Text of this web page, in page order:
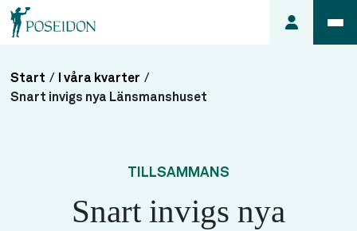
hyra
Start / I våra kvarter /
Snart invigs nya Länsmanshuset
TILLSAMMANS
Snart invigs nya